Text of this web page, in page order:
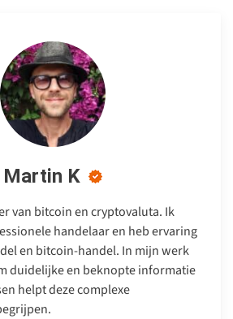
Martin K
van bitcoin en cryptovaluta. Ik
handelaar en heb ervaring
en bitcoin-handel. In mijn werk
duidelijke en beknopte informatie
helpt deze complexe